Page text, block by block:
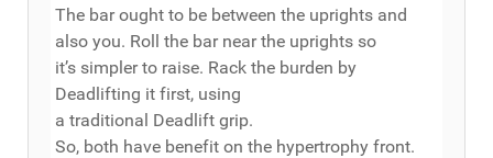
The bar ought to be between the uprights and
also you. Roll the bar near the uprights so
it’s simpler to raise. Rack the burden by
Deadlifting it first, using
a traditional Deadlift grip.
So, both have benefit on the hypertrophy front.